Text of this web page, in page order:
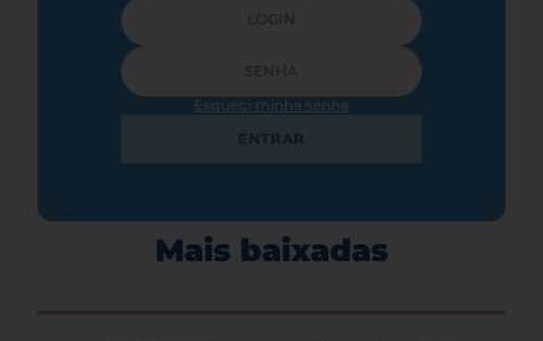
Esqueci minha senha
ENTRAR
Mais baixadas